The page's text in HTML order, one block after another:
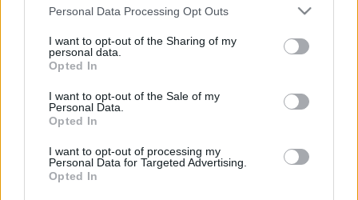
Please note that this website/app uses one or more Google
not limited to your visit or usage behaviour. You may click to
grant or deny consent to Google and its third-party tags to
use your data for below specified purposes in below Google
consent section.
Personal Data Processing Opt Outs
I want to opt-out of the Sharing of my
personal data.
Opted In
I want to opt-out of the Sale of my
Personal Data.
Opted In
I want to opt-out of processing my
Personal Data for Targeted Advertising.
Opted In
Ateista terroristák mészároltak egy
londoni szerkesztőségben Hitchens
karikatúrák miatt
Brendel Mátyás•2015. január 10.
c. újság szerkesztőségébe, és megöltek 12 embert
ma reggel Londonban. Az elkövetők "Isten nem